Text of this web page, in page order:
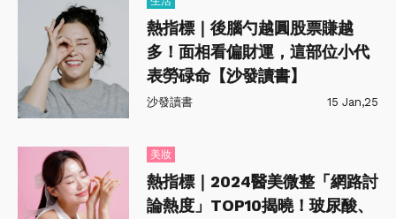
熱指標｜後腦勺越圓股票賺越
多！面相看偏財運，這部位小代
表勞碌命【沙發讀書】
沙發讀書 15 Jan,25
美妝
熱指標｜2024醫美微整「網路討
論熱度」TOP10揭曉！玻尿酸、